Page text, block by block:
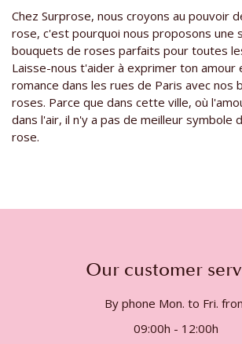
Chez Surprose, nous croyons au pouvoir
rose, c'est pourquoi nous proposons une
bouquets de roses parfaits pour toutes
Laisse-nous t'aider à exprimer ton amour
romance dans les rues de Paris avec nos
roses. Parce que dans cette ville, où
dans l'air, il n'y a pas de meilleur symbole
rose.
Our customer
By phone Mon. to Fri.
09:00h - 12:00h